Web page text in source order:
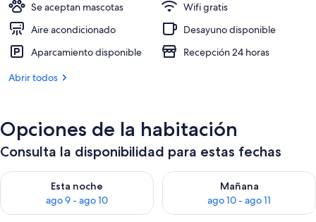
Interior
Se aceptan mascotas
Wifi gratis
Aire acondicionado
Desayuno disponible
Aparcamiento disponible
Recepción 24 horas
Abrir todos
Opciones de la habitación
Consulta la disponibilidad para estas fechas
Esta noche
ago 9 - ago 10
Consulta la disponibilidad para esta noche, ago 9 - ago 10
Mañana
ago 10 - ago 11
Consulta la disponibilidad